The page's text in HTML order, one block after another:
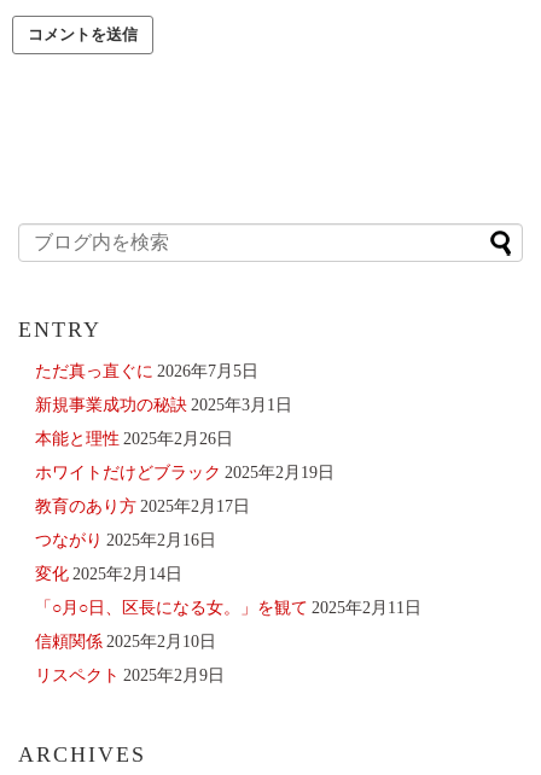
ENTRY
ただ真っ直ぐに 2026年7月5日
新規事業成功の秘訣 2025年3月1日
本能と理性 2025年2月26日
ホワイトだけどブラック 2025年2月19日
教育のあり方 2025年2月17日
つながり 2025年2月16日
変化 2025年2月14日
「○月○日、区長になる女。」を観て 2025年2月11日
信頼関係 2025年2月10日
リスペクト 2025年2月9日
ARCHIVES